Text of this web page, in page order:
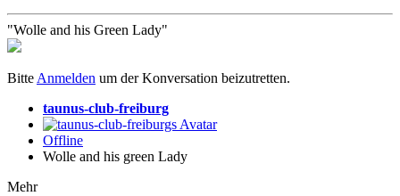
"Wolle and his Green Lady"
Bitte Anmelden um der Konversation beizutretten.
taunus-club-freiburg
Offline
Wolle and his green Lady
Mehr